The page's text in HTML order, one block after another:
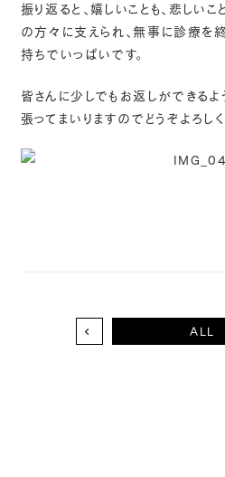
振り返ると、嬉しいことも、悲しいこ
の方々に支えられ、無事に診療を
持ちでいっぱいです。
皆さんに少しでもお返しができるよ
張ってまいりますのでどうぞよろしく
ALL